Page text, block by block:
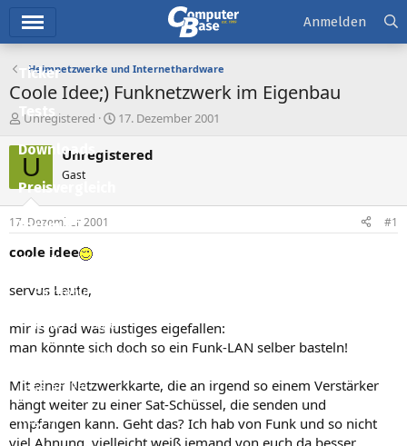
Ticker
Tests
Downloads
Preisvergleich
Forum
Aktuelles
Empfohlene Inhalte
Neue Beiträge
Neueste Aktivitäten
Leserartikel
Regeln
Anmelden
Heimnetzwerke und Internethardware
Coole Idee;) Funknetzwerk im Eigenbau
E
s
e
e
r
Unregistered
E
s
t
17. Dezember 2001
U Unregistered
Gast
17. Dezember 2001 #1
coole idee
servus Leute,
mir is grad was lustiges eigefallen:
man könnte sich doch so ein Funk-LAN selber basteln!
Mit einer Netzwerkkarte, die an irgend so einem Verstärker
hängt weiter zu einer Sat-Schüssel, die senden und
empfangen kann. Geht das? Ich hab von Funk und so nicht
viel Ahnung, vielleicht weiß jemand von euch da besser